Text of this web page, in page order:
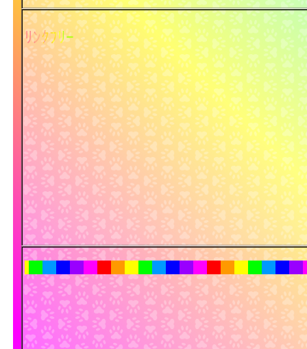
ﾘﾝｸﾌﾘｰ